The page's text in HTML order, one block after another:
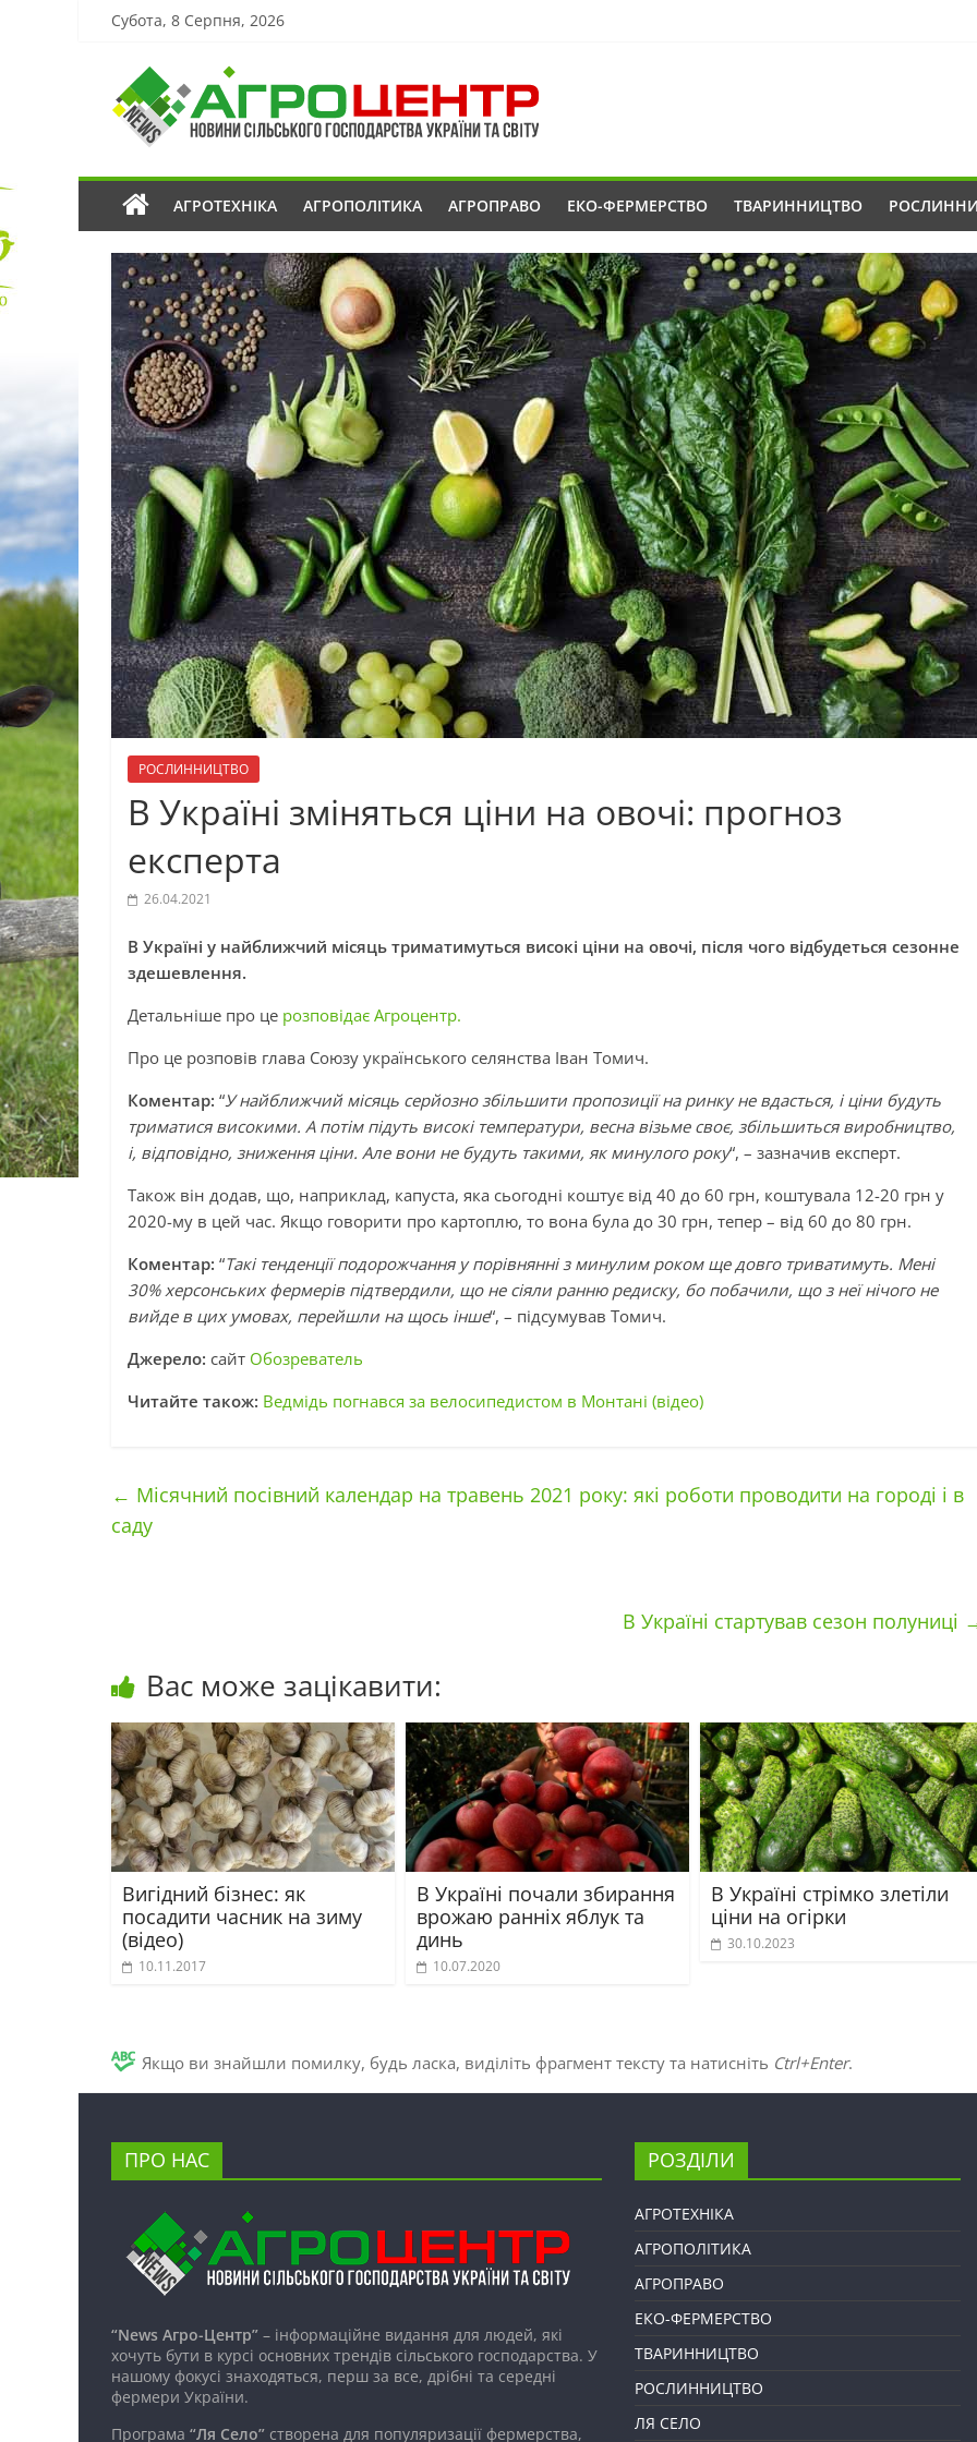
Субота, 8 Серпня, 2026
АГРОТЕХНІКА АГРОПОЛІТИКА АГРОПРАВО ЕКО-ФЕРМЕРСТВО ТВАРИННИЦТВО
РОСЛИННИЦТВО
В Україні зміняться ціни на овочі: прогноз
експерта
26.04.2021
В Україні у найближчий місяць триматимуться високі ціни на овочі, після чого відбудеться сезонне
здешевлення.
Детальніше про це розповідає Агроцентр.
Про це розповів глава Союзу українського селянства Іван Томич.
Коментар: “У найближчий місяць серйозно збільшити пропозиції на ринку не вдасться, і ціни будуть
триматися високими. А потім підуть високі температури, весна візьме своє, збільшиться виробництво,
і, відповідно, зниження ціни. Але вони не будуть такими, як минулого року“, – зазначив експерт.
Також він додав, що, наприклад, капуста, яка сьогодні коштує від 40 до 60 грн, коштувала 12-20 грн у
2020-му в цей час. Якщо говорити про картоплю, то вона була до 30 грн, тепер – від 60 до 80 грн.
Коментар: “Такі тенденції подорожчання у порівнянні з минулим роком ще довго триватимуть. Мені
30% херсонських фермерів підтвердили, що не сіяли ранню редиску, бо побачили, що з неї нічого не
вийде в цих умовах, перейшли на щось інше“, – підсумував Томич.
Джерело: сайт Обозреватель
Читайте також: Ведмідь погнався за велосипедистом в Монтані (відео)
← Місячний посівний календар на травень 2021 року: які роботи проводити на городі і в
саду
В Україні стартував сезон полуниці
Вас може зацікавити:
Вигідний бізнес: як
посадити часник на зиму
(відео)
10.11.2017
В Україні почали збирання
врожаю ранніх яблук та
динь
10.07.2020
В Україні стрімко злетіли
ціни на огірки
30.10.2023
Якщо ви знайшли помилку, будь ласка, виділіть фрагмент тексту та натисніть Ctrl+Enter.
ПРО НАС
“News Агро-Центр” – інформаційне видання для людей, які
хочуть бути в курсі основних трендів сільського господарства. У
нашому фокусі знаходяться, перш за все, дрібні та середні
фермери України.
Програма “Ля Село” створена для популяризації фермерства,
РОЗДІЛИ
АГРОТЕХНІКА
АГРОПОЛІТИКА
АГРОПРАВО
ЕКО-ФЕРМЕРСТВО
ТВАРИННИЦТВО
РОСЛИННИЦТВО
ЛЯ СЕЛО